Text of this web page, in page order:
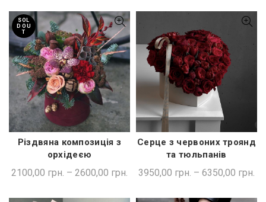
SOL
D OU
T
ШВИДКА ПОКУПКА
Різдвяна композиція з
орхідеєю
2100,00 грн. – 2600,00 грн.
ШВИДКА ПОКУПКА
Серце з червоних троянд
та тюльпанів
3950,00 грн. – 6350,00 грн.